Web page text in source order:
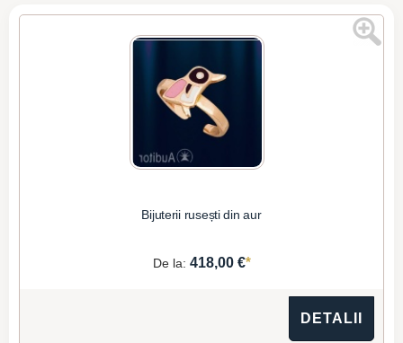
Bijuterii rusești din aur
De la: 418,00 €*
DETALII